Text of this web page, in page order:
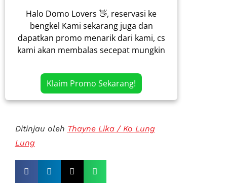
Halo Domo Lovers 👋, reservasi ke
bengkel Kami sekarang juga dan
dapatkan promo menarik dari kami, cs
kami akan membalas secepat mungkin
Klaim Promo Sekarang!
Ditinjau oleh Thayne Lika / Ko Lung
Lung